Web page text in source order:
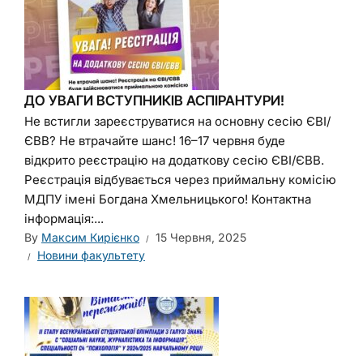
ДО УВАГИ ВСТУПНИКІВ АСПІРАНТУРИ!
Не встигли зареєструватися на основну сесію ЄВІ/
ЄВВ? Не втрачайте шанс! 16–17 червня буде
відкрито реєстрацію на додаткову сесію ЄВІ/ЄВВ.
Реєстрація відбувається через приймальну комісію
МДПУ імені Богдана Хмельницького! Контактна
інформація:...
By Максим Кирієнко
15 Червня, 2025
Новини факультету